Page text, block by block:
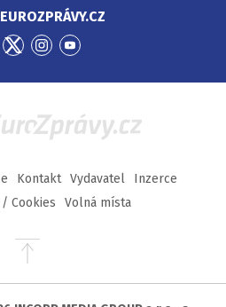
Přejít
Twitter
Přejít
Instagram
Přejít
YouTube
Kontakt Vydavatel
Inzerce
Cookies
Volná místa
Přejít
stránky